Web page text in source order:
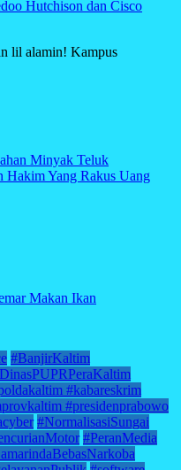
Hutchison dan Cisco
lil alamin! Kampus
Minyak Teluk
Hakim Yang Rakus Uang
Makan Ikan
#BanjirKaltim
#kabareskrim
#presidenprabowo
#NormalisasiSungai
#PeranMedia